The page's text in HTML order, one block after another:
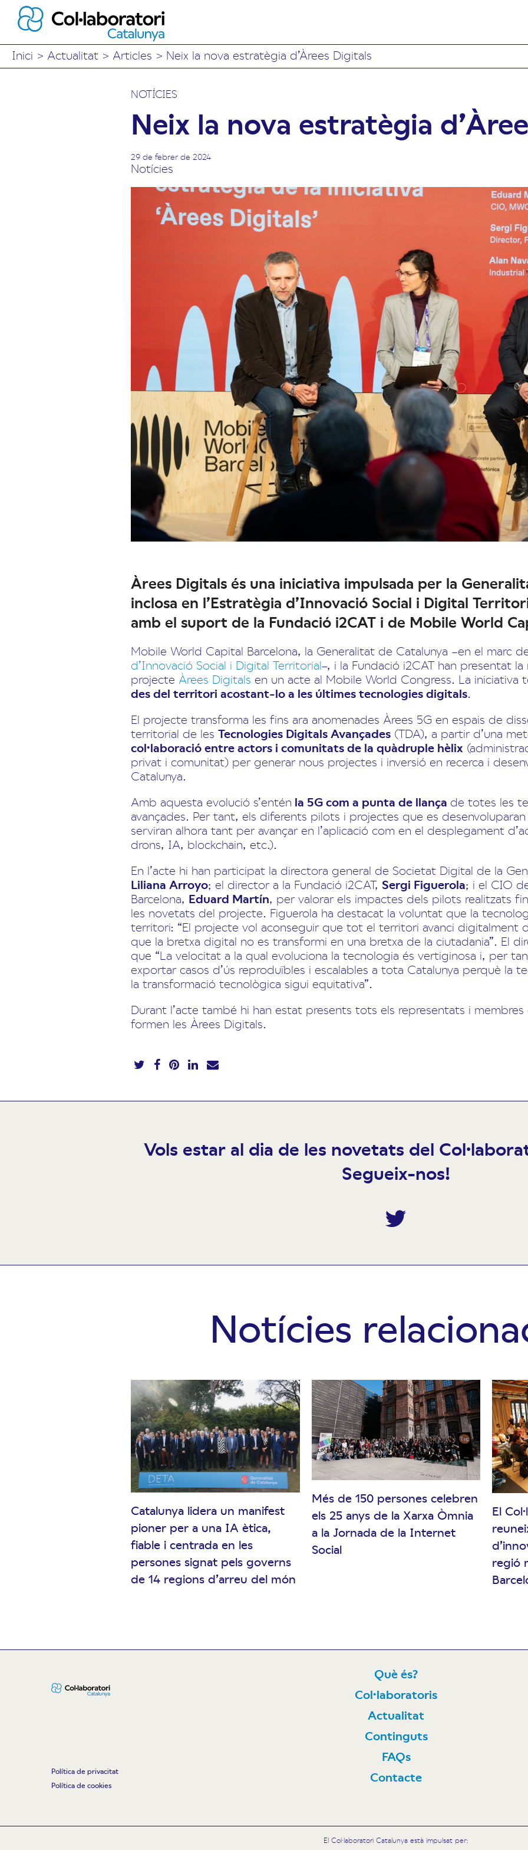
Inici > Actualitat > Articles > Neix la nova estratègia d’Àrees Digitals
NOTÍCIES
Neix la nova estratègia
29 de febrer de 2024
Notícies
Àrees Digitals és una iniciativa impulsada per la
inclosa en l’Estratègia d’Innovació Social i Digital
amb el suport de la Fundació i2CAT i de Mobile World
Mobile World Capital Barcelona, la Generalitat de Catalunya –en el marc
d’Innovació Social i Digital Territorial–, i la Fundació i2CAT han presentat
projecte Àrees Digitals en un acte al Mobile World Congress. La iniciativa
des del territori acostant-lo a les últimes tecnologies digitals.
El projecte transforma les fins ara anomenades Àrees 5G en espais de
territorial de les Tecnologies Digitals Avançades (TDA), a partir d’una
col·laboració entre actors i comunitats de la quàdruple hèlix
privat i comunitat) per generar nous projectes i inversió en recerca i
Catalunya.
Amb aquesta evolució s’entén la 5G com a punta de llança de totes les
avançades. Per tant, els diferents pilots i projectes que es
serviran alhora tant per avançar en l’aplicació com en el desplegament
drons, IA, blockchain, etc.).
En l’acte hi han participat la directora general de Societat Digital de la
Liliana Arroyo; el director a la Fundació i2CAT, Sergi Figuerola; i el CIO
Barcelona, Eduard Martín, per valorar els impactes dels pilots realitzats
les novetats del projecte. Figuerola ha destacat la voluntat que la
territori: “El projecte vol aconseguir que tot el territori avanci digitalment
que la bretxa digital no es transformi en una bretxa de la ciutadania”. El
que “La velocitat a la qual evoluciona la tecnologia és vertiginosa i, per
exportar casos d’ús reproduïbles i escalables a tota Catalunya perquè la
la transformació tecnològica sigui equitativa”.
Durant l’acte també hi han estat presents tots els representats i
formen les Àrees Digitals.
Vols estar al dia de les novetats del
Segueix-nos!
Twitter
Notícies
Catalunya lidera un manifest
pioner per a una IA ètica,
fiable i centrada en les
persones signat pels governs
de 14 regions d’arreu del món
Més de 150 persones celebren
els 25 anys de la Xarxa Òmnia
a la Jornada de la Internet
Social
El
regió
Política de privacitat
Política de cookies
Què és?
Col·laboratoris
Actualitat
Continguts
FAQs
Contacte
El Col·laboratori Catalunya està impulsat per: